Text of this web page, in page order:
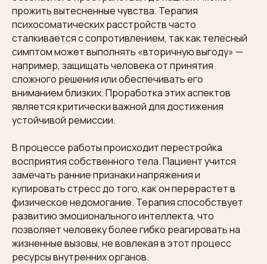
прожить вытесненные чувства. Терапия
психосоматических расстройств часто
сталкивается с сопротивлением, так как телесный
симптом может выполнять «вторичную выгоду» —
например, защищать человека от принятия
сложного решения или обеспечивать его
вниманием близких. Проработка этих аспектов
является критически важной для достижения
устойчивой ремиссии.
В процессе работы происходит перестройка
восприятия собственного тела. Пациент учится
замечать ранние признаки напряжения и
купировать стресс до того, как он перерастет в
физическое недомогание. Терапия способствует
развитию эмоционального интеллекта, что
позволяет человеку более гибко реагировать на
жизненные вызовы, не вовлекая в этот процесс
ресурсы внутренних органов.